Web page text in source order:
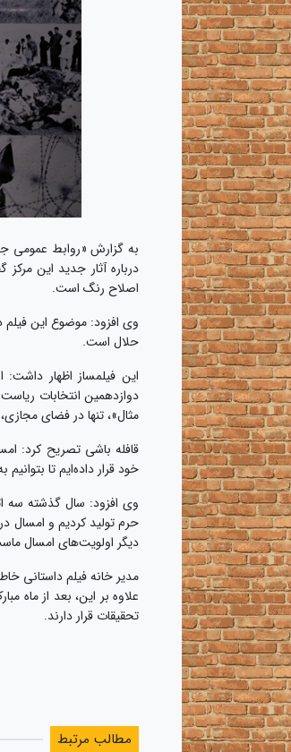
به گزارش «روابط عمومی
درباره آثار جدید این
اصلاح رنگ است.
وی افزود: موضوع این فیلم
حلال است.
دوازدهمین انتخابات
مثال»، تنها در فضای
قافله باشی تصریح کرد:
خود قرار داده‌ایم تا
وی افزود: سال گذشته سه
حرم تولید کردیم و امسال
دیگر اولویت‌های امسال
مدیر خانه فیلم داستانی
علاوه بر این، بعد از ماه
تحقیقات قرار دارند.
مطالب مرتبط